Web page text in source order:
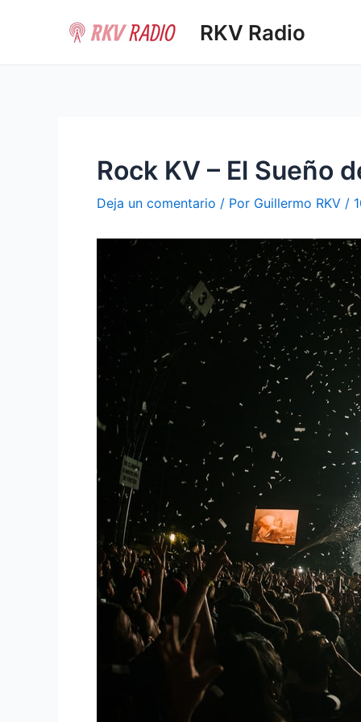
RKV Radio
Rock KV – El Sueño
Deja un comentario / Por Guillermo RKV /